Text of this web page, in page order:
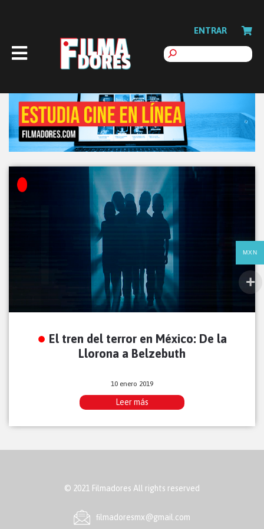
ENTRAR
El tren del terror en México: De la
Llorona a Belzebuth
10 enero 2019
Leer más
© 2021 Filmadores All rights reserved
ﬁlmadoresmx@gmail.com
MXN